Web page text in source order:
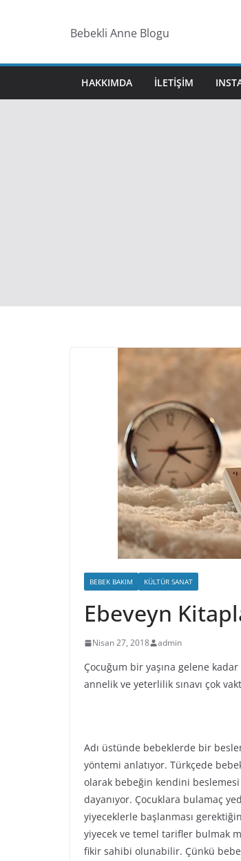
Bebekli Anne Blogu
HAKKIMDA ILETIŞIM
BEBEK BAKIM KÜLTÜR SANAT
Ebeveyn
Nisan 27, 2018 admin
Çocuğum bir yaşına gelene
annelik ve yeterlilik sınavı çok
Adı üstünde bebeklerde bir
yöntemi anlatıyor. Türkçede
olarak bebeğin kendini
dayanıyor. Çocuklara bulamaç
yiyeceklerle başlanması
yiyecek ve temel tarifler bulmak
fikir sahibi olunabilir. Çünkü